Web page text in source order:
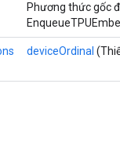
Phương thức gốc
deviceOrdinal